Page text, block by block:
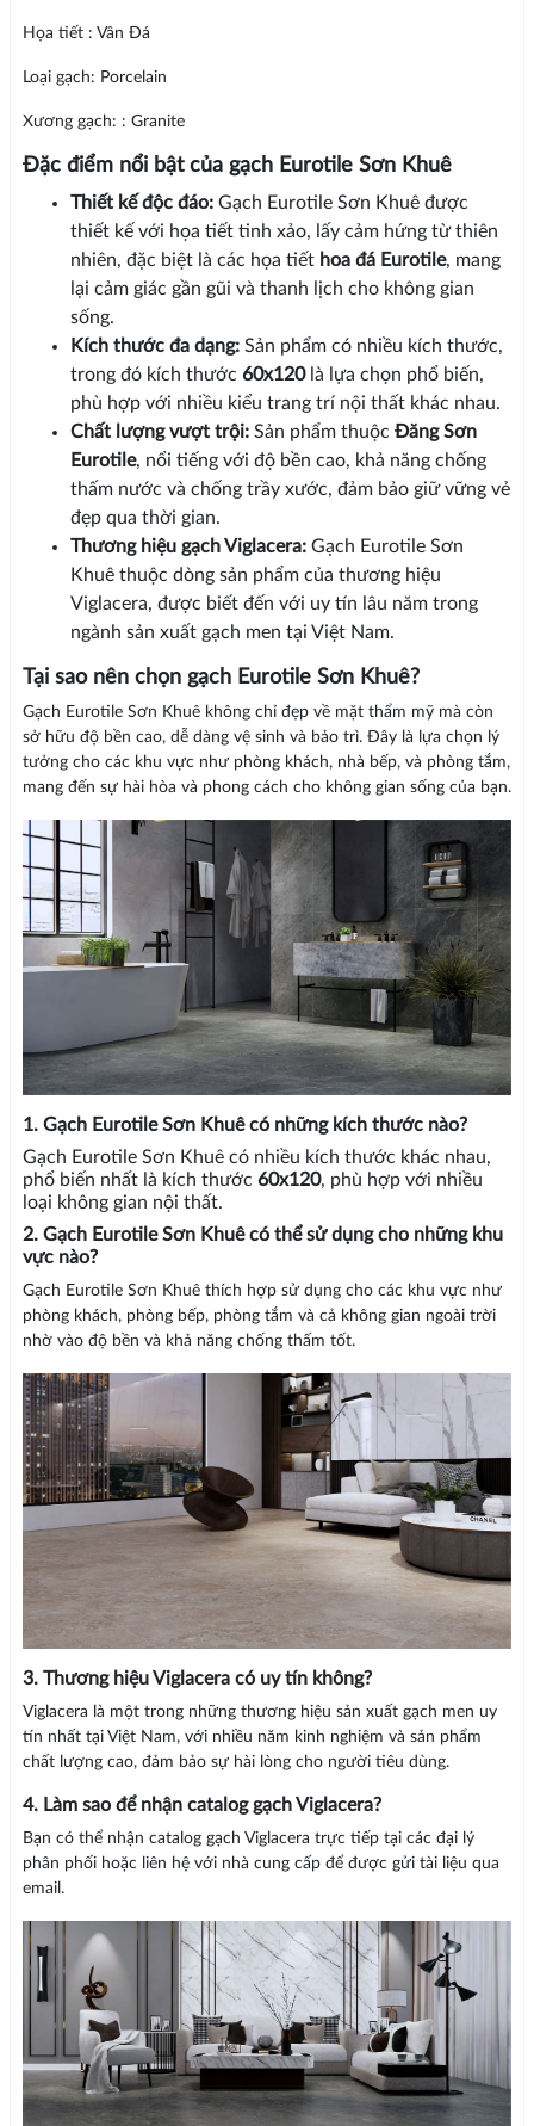
Họa tiết : Vân Đá
Loại gạch: Porcelain
Xương gạch: : Granite
Đặc điểm nổi bật của gạch Eurotile Sơn Khuê
Thiết kế độc đáo:Gạch Eurotile Sơn Khuê được
thiết kế với họa tiết tinh xảo, lấy cảm hứng từ thiên
nhiên, đặc biệt là các họa tiết hoa đá Eurotile, mang
lại cảm giác gần gũi và thanh lịch cho không gian
sống.
Kích thước đa dạng:Sản phẩm có nhiều kích thước,
trong đó kích thước 60x120là lựa chọn phổ biến,
phù hợp với nhiều kiểu trang trí nội thất khác nhau.
Chất lượng vượt trội:Sản phẩm thuộc Đăng Sơn
Eurotile, nổi tiếng với độ bền cao, khả năng chống
thấm nước và chống trầy xước, đảm bảo giữ vững vẻ
đẹp qua thời gian.
Thương hiệu gạch Viglacera:Gạch Eurotile Sơn
Khuê thuộc dòng sản phẩm của thương hiệu
Viglacera, được biết đến với uy tín lâu năm trong
ngành sản xuất gạch men tại Việt Nam.
Tại sao nên chọn gạch Eurotile Sơn Khuê?
Gạch Eurotile Sơn Khuê không chỉ đẹp về mặt thẩm mỹ mà còn
sở hữu độ bền cao, dễ dàng vệ sinh và bảo trì. Đây là lựa chọn lý
tưởng cho các khu vực như phòng khách, nhà bếp, và phòng tắm,
mang đến sự hài hòa và phong cách cho không gian sống của bạn.
1. Gạch Eurotile Sơn Khuê có những kích thước nào?
Gạch Eurotile Sơn Khuê có nhiều kích thước khác nhau,
phổ biến nhất là kích thước 60x120, phù hợp với nhiều
loại không gian nội thất.
2. Gạch Eurotile Sơn Khuê có thể sử dụng cho những khu
vực nào?
Gạch Eurotile Sơn Khuê thích hợp sử dụng cho các khu vực như
phòng khách, phòng bếp, phòng tắm và cả không gian ngoài trời
nhờ vào độ bền và khả năng chống thấm tốt.
3. Thương hiệu Viglacera có uy tín không?
Viglacera là một trong những thương hiệu sản xuất gạch men uy
tín nhất tại Việt Nam, với nhiều năm kinh nghiệm và sản phẩm
chất lượng cao, đảm bảo sự hài lòng cho người tiêu dùng.
4. Làm sao để nhận catalog gạch Viglacera?
Bạn có thể nhận catalog gạch Viglacera trực tiếp tại các đại lý
phân phối hoặc liên hệ với nhà cung cấp để được gửi tài liệu qua
email.